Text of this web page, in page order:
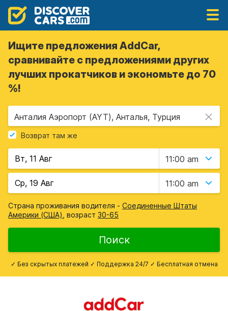
Ищите предложения AddCar,
сравнивайте с предложениями других
лучших прокатчиков и экономьте до 70
%!
Анталия Аэропорт (AYT), Анталья, Турция
Возврат там же
11:00 am
11:00 am
Страна проживания водителя - Соединенные Штаты
Америки (США) , возраст 30-65
Поиск
✓ Без скрытых платежей ✓ Поддержка 24/7 ✓ Бесплатная отмена